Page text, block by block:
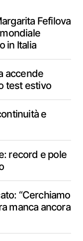
Fefilova
in Italia
accende
test estivo
e
record e pole
“Cerchiamo
manca ancora